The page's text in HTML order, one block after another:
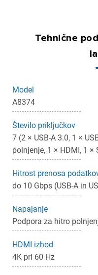
Tehnične
Model
A8374
Število priključkov
7 (2 × USB-A 3.0, 1 ×
polnjenje, 1 × HDMI, 1 ×
Hitrost prenosa
do 10 Gbps (USB-A in
Napajanje
Podpora za hitro
HDMI izhod
4K pri 60 Hz
Prijava
Za dodajanje na seznam
Prekliči